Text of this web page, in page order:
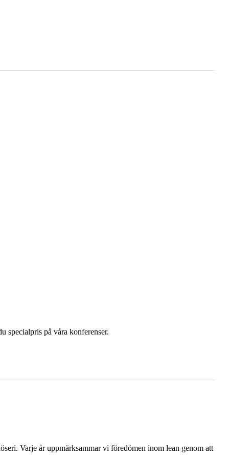
specialpris på våra konferenser.
Varje år uppmärksammar vi föredömen inom lean genom att